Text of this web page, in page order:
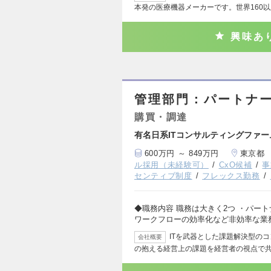
本発の医療機器メーカーです。世界160
興味あ
管理部門：パートナ
購買・調達
有名日系ITコンサルティングファ
600万円 ～ 849万円
東京都
ル採用（未経験可）
CxO候補
センティブ制度
フレックス勤務
◆職務内容 職務は大きく2つ ・パー
ワークフローの効率化など非効率な
会社概要
ITを武器とした課題解決型の
の抱える経営上の課題を経営者の視点で